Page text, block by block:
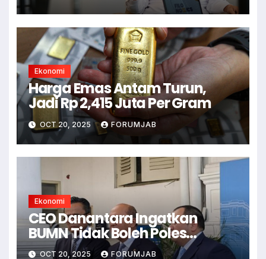
Ekonomi
Harga Emas Antam Turun,
Jadi Rp 2,415 Juta Per Gram
OCT 20, 2025 FORUMJAB
Ekonomi
CEO Danantara Ingatkan
BUMN Tidak Boleh Poles
Laporan Keuangan
OCT 20, 2025 FORUMJAB